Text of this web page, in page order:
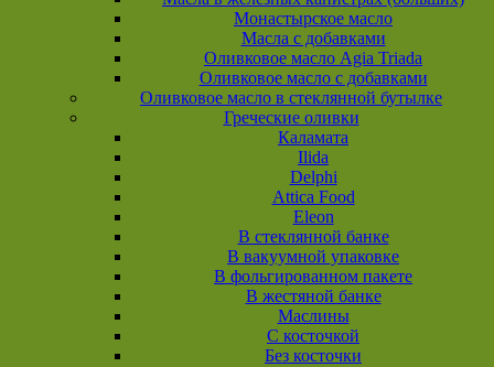
Монастырское масло
Масла с добавками
Оливковое масло Agia Triada
Оливковое масло с добавками
Оливковое масло в стеклянной бутылке
Греческие оливки
Каламата
Ilida
Delphi
Attica Food
Eleon
В стеклянной банке
В вакуумной упаковке
В фольгированном пакете
В жестяной банке
Маслины
С косточкой
Без косточки